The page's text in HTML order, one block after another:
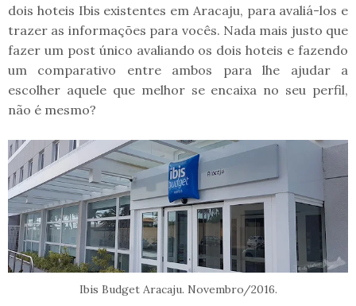
dois hoteis Ibis existentes em Aracaju, para avaliá-los e
trazer as informações para vocês. Nada mais justo que
fazer um post único avaliando os dois hoteis e fazendo
um comparativo entre ambos para lhe ajudar a
escolher aquele que melhor se encaixa no seu perfil,
não é mesmo?
Ibis Budget Aracaju. Novembro/2016.